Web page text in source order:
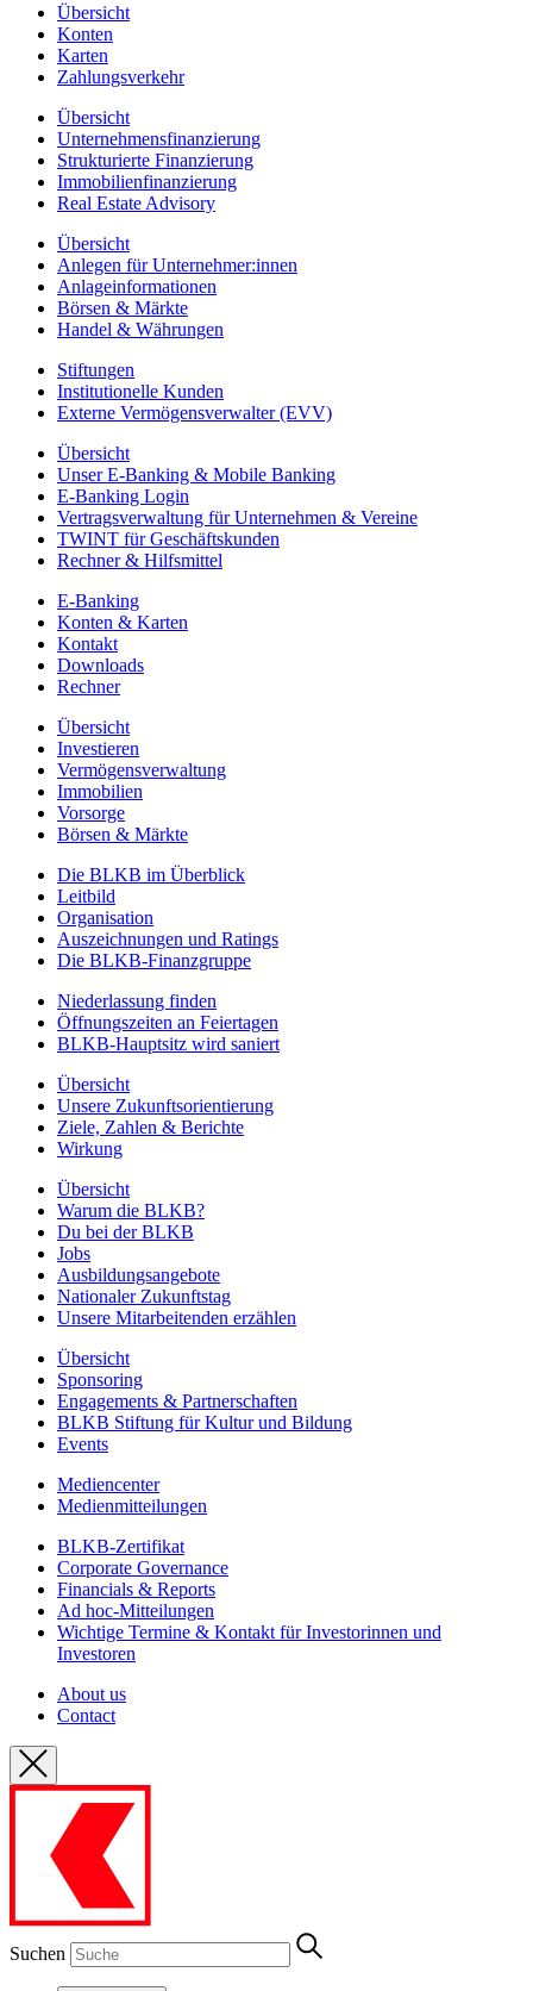
Übersicht
Konten
Karten
Zahlungsverkehr
Übersicht
Unternehmensfinanzierung
Strukturierte Finanzierung
Immobilienfinanzierung
Real Estate Advisory
Übersicht
Anlegen für Unternehmer:innen
Anlageinformationen
Börsen & Märkte
Handel & Währungen
Stiftungen
Institutionelle Kunden
Externe Vermögensverwalter (EVV)
Übersicht
Unser E-Banking & Mobile Banking
E-Banking Login
Vertragsverwaltung für Unternehmen & Vereine
TWINT für Geschäftskunden
Rechner & Hilfsmittel
E-Banking
Konten & Karten
Kontakt
Downloads
Rechner
Übersicht
Investieren
Vermögensverwaltung
Immobilien
Vorsorge
Börsen & Märkte
Die BLKB im Überblick
Leitbild
Organisation
Auszeichnungen und Ratings
Die BLKB-Finanzgruppe
Niederlassung finden
Öffnungszeiten an Feiertagen
BLKB-Hauptsitz wird saniert
Übersicht
Unsere Zukunftsorientierung
Ziele, Zahlen & Berichte
Wirkung
Übersicht
Warum die BLKB?
Du bei der BLKB
Jobs
Ausbildungsangebote
Nationaler Zukunftstag
Unsere Mitarbeitenden erzählen
Übersicht
Sponsoring
Engagements & Partnerschaften
BLKB Stiftung für Kultur und Bildung
Events
Mediencenter
Medienmitteilungen
BLKB-Zertifikat
Corporate Governance
Financials & Reports
Ad hoc-Mitteilungen
Wichtige Termine & Kontakt für Investorinnen und
Investoren
About us
Contact
Suchen